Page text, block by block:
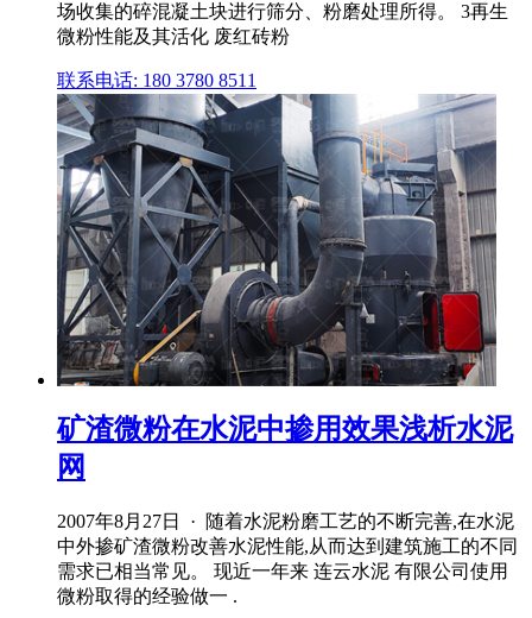
场收集的碎混凝土块进行筛分、粉磨处理所得。 3再生
微粉性能及其活化 废红砖粉
联系电话: 180 3780 8511
矿渣微粉在水泥中掺用效果浅析水泥
网
2007年8月27日 · 随着水泥粉磨工艺的不断完善,在水泥
中外掺矿渣微粉改善水泥性能,从而达到建筑施工的不同
需求已相当常见。 现近一年来 连云水泥 有限公司使用
微粉取得的经验做一 .